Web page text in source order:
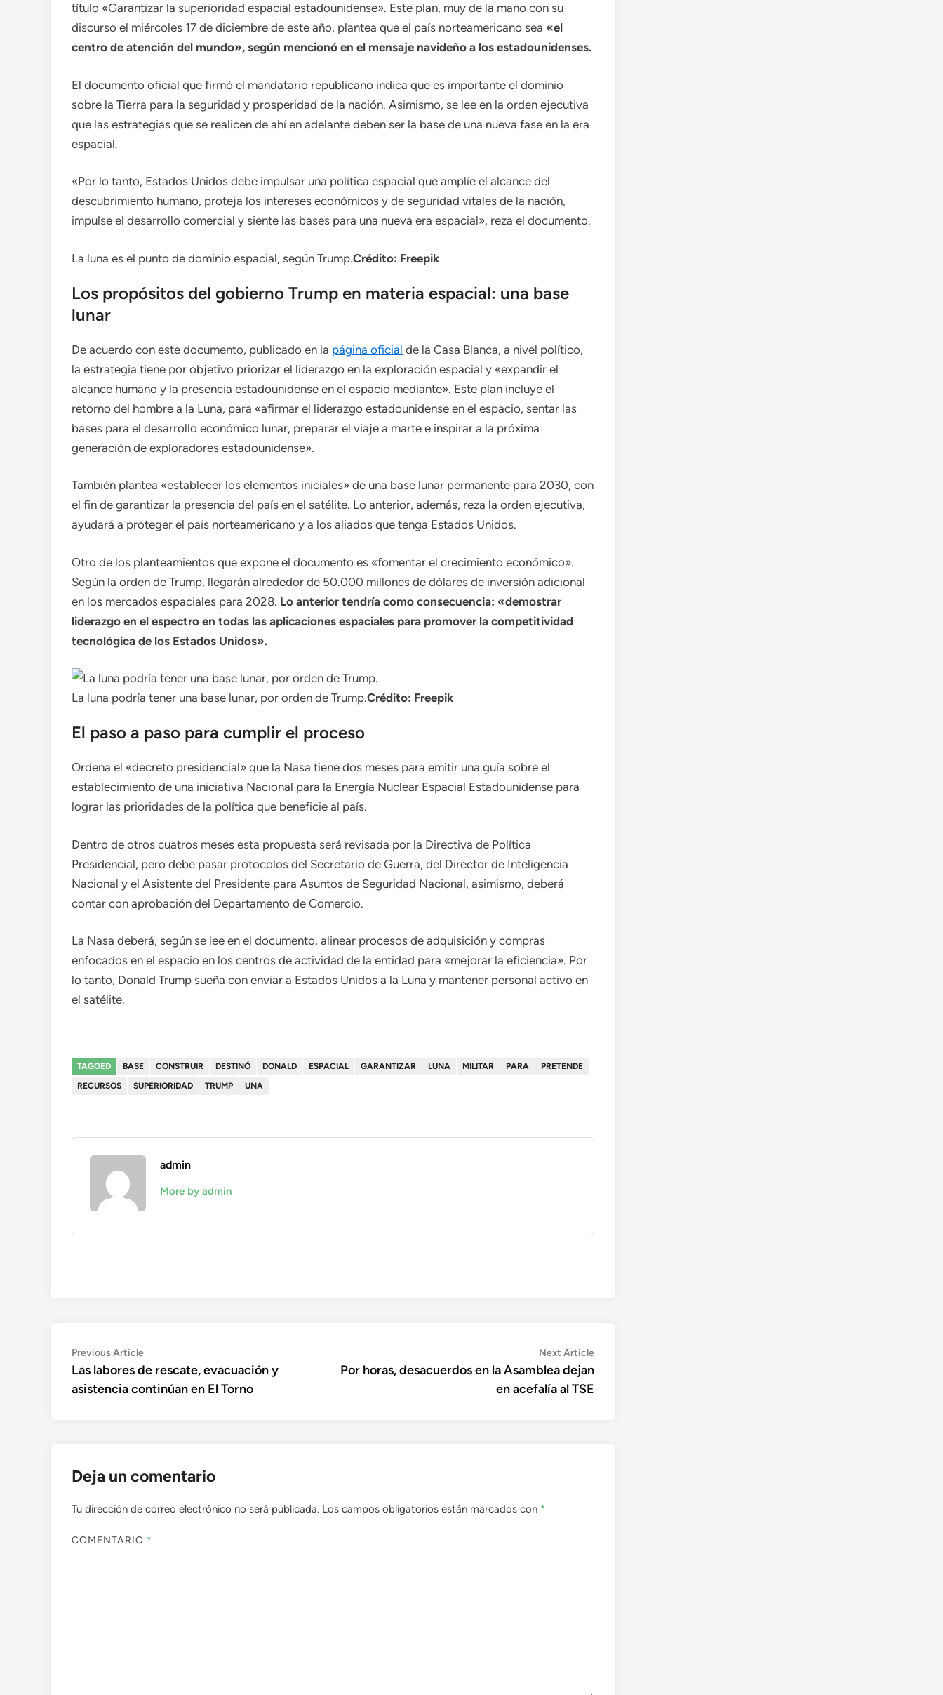
título «Garantizar la superioridad espacial estadounidense». Este plan, muy de la mano con su
discurso el miércoles 17 de diciembre de este año, plantea que el país norteamericano sea «el
centro de atención del mundo», según mencionó en el mensaje navideño a los estadounidenses.
El documento oficial que firmó el mandatario republicano indica que es importante el dominio
sobre la Tierra para la seguridad y prosperidad de la nación. Asimismo, se lee en la orden ejecutiva
que las estrategias que se realicen de ahí en adelante deben ser la base de una nueva fase en la era
espacial.
«Por lo tanto, Estados Unidos debe impulsar una política espacial que amplíe el alcance del
descubrimiento humano, proteja los intereses económicos y de seguridad vitales de la nación,
impulse el desarrollo comercial y siente las bases para una nueva era espacial», reza el documento.
La luna es el punto de dominio espacial, según Trump.Crédito: Freepik
Los propósitos del gobierno Trump en materia espacial: una base
lunar
De acuerdo con este documento, publicado en la página oficial de la Casa Blanca, a nivel político,
la estrategia tiene por objetivo priorizar el liderazgo en la exploración espacial y «expandir el
alcance humano y la presencia estadounidense en el espacio mediante». Este plan incluye el
retorno del hombre a la Luna, para «afirmar el liderazgo estadounidense en el espacio, sentar las
bases para el desarrollo económico lunar, preparar el viaje a marte e inspirar a la próxima
generación de exploradores estadounidense».
También plantea «establecer los elementos iniciales» de una base lunar permanente para 2030, con
el fin de garantizar la presencia del país en el satélite. Lo anterior, además, reza la orden ejecutiva,
ayudará a proteger el país norteamericano y a los aliados que tenga Estados Unidos.
Otro de los planteamientos que expone el documento es «fomentar el crecimiento económico».
Según la orden de Trump, llegarán alrededor de 50.000 millones de dólares de inversión adicional
en los mercados espaciales para 2028. Lo anterior tendría como consecuencia: «demostrar
liderazgo en el espectro en todas las aplicaciones espaciales para promover la competitividad
tecnológica de los Estados Unidos».
La luna podría tener una base lunar, por orden de Trump.Crédito: Freepik
El paso a paso para cumplir el proceso
Ordena el «decreto presidencial» que la Nasa tiene dos meses para emitir una guía sobre el
establecimiento de una iniciativa Nacional para la Energía Nuclear Espacial Estadounidense para
lograr las prioridades de la política que beneficie al país.
Dentro de otros cuatros meses esta propuesta será revisada por la Directiva de Política
Presidencial, pero debe pasar protocolos del Secretario de Guerra, del Director de Inteligencia
Nacional y el Asistente del Presidente para Asuntos de Seguridad Nacional, asimismo, deberá
contar con aprobación del Departamento de Comercio.
La Nasa deberá, según se lee en el documento, alinear procesos de adquisición y compras
enfocados en el espacio en los centros de actividad de la entidad para «mejorar la eficiencia». Por
lo tanto, Donald Trump sueña con enviar a Estados Unidos a la Luna y mantener personal activo en
el satélite.
TAGGED BASE CONSTRUIR DESTINÓ DONALD ESPACIAL GARANTIZAR LUNA MILITAR PARA
PRETENDE
RECURSOS
SUPERIORIDAD TRUMP UNA
admin
More by admin
Navegación
de
entradas
Previous ArticlePrevious
article:
Las labores de rescate, evacuación y
asistencia continúan en El Torno
Next ArticleNext
article:
Por horas, desacuerdos en la Asamblea dejan
en acefalía al TSE
Deja un comentario
Tu dirección de correo electrónico no será publicada. Los campos obligatorios están marcados con *
COMENTARIO *